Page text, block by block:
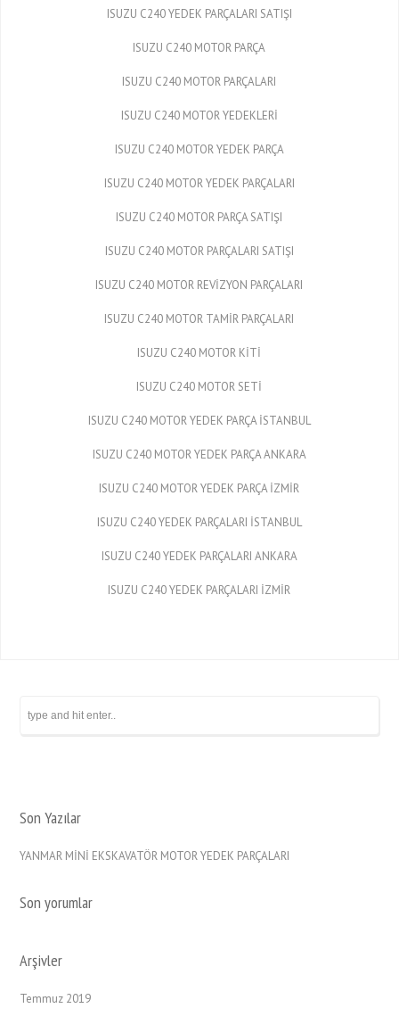
ISUZU C240 YEDEK PARÇALARI SATIŞI
ISUZU C240 MOTOR PARÇA
ISUZU C240 MOTOR PARÇALARI
ISUZU C240 MOTOR YEDEKLERİ
ISUZU C240 MOTOR YEDEK PARÇA
ISUZU C240 MOTOR YEDEK PARÇALARI
ISUZU C240 MOTOR PARÇA SATIŞI
ISUZU C240 MOTOR PARÇALARI SATIŞI
ISUZU C240 MOTOR REVİZYON PARÇALARI
ISUZU C240 MOTOR TAMİR PARÇALARI
ISUZU C240 MOTOR KİTİ
ISUZU C240 MOTOR SETİ
ISUZU C240 MOTOR YEDEK PARÇA İSTANBUL
ISUZU C240 MOTOR YEDEK PARÇA ANKARA
ISUZU C240 MOTOR YEDEK PARÇA İZMİR
ISUZU C240 YEDEK PARÇALARI İSTANBUL
ISUZU C240 YEDEK PARÇALARI ANKARA
ISUZU C240 YEDEK PARÇALARI İZMİR
Son Yazılar
YANMAR MİNİ EKSKAVATÖR MOTOR YEDEK PARÇALARI
Son yorumlar
Arşivler
Temmuz 2019